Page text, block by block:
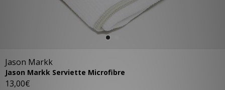
Jason Markk
Jason Markk Serviette Microfibre
13,00€